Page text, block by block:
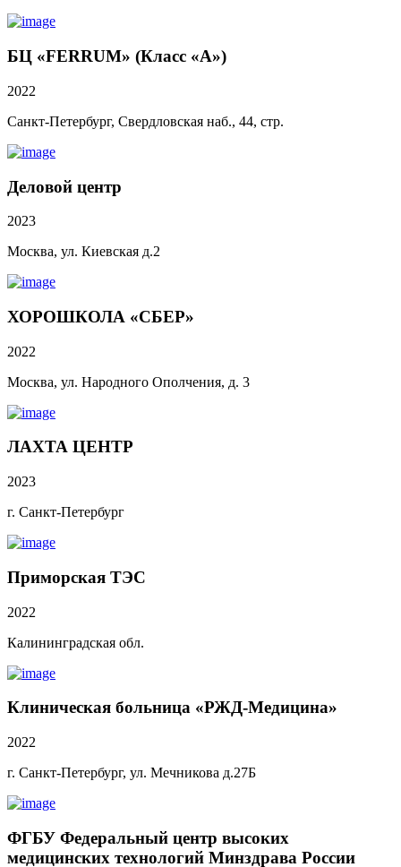
БЦ «FERRUM» (Класс «А»)
2022
Санкт-Петербург, Свердловская наб., 44, стр.
Деловой центр
2023
Москва, ул. Киевская д.2
ХОРОШКОЛА «СБЕР»
2022
Москва, ул. Народного Ополчения, д. 3
ЛАХТА ЦЕНТР
2023
г. Санкт-Петербург
Приморская ТЭС
2022
Калининградская обл.
Клиническая больница «РЖД-Медицина»
2022
г. Санкт-Петербург, ул. Мечникова д.27Б
ФГБУ Федеральный центр высоких
медицинских технологий Минздрава России